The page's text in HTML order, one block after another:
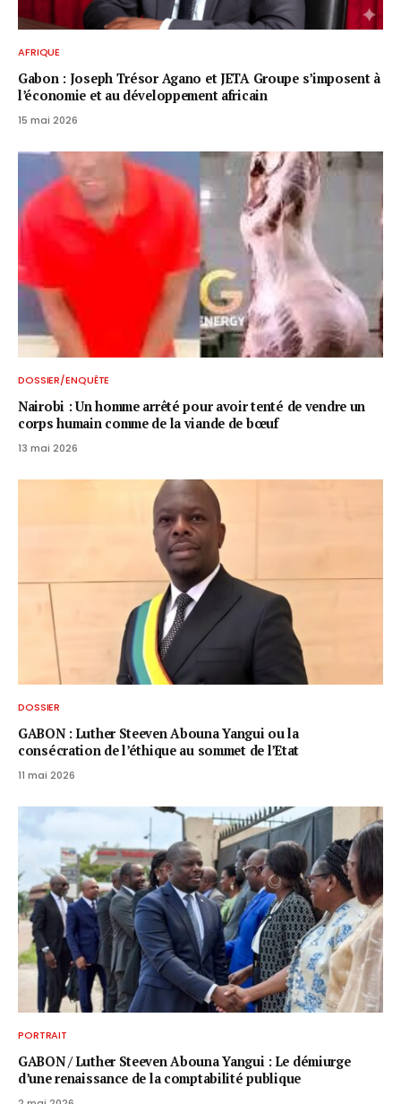
AFRIQUE
Gabon : Joseph Trésor Agano et JETA Groupe s’imposent à
l’économie et au développement africain
15 mai 2026
DOSSIER/ENQUÊTE
Nairobi : Un homme arrêté pour avoir tenté de vendre un
corps humain comme de la viande de bœuf
13 mai 2026
DOSSIER
GABON : Luther Steeven Abouna Yangui ou la
consécration de l’éthique au sommet de l’Etat
11 mai 2026
PORTRAIT
GABON / ​Luther Steeven Abouna Yangui : Le démiurge
d’une renaissance de la comptabilité publique